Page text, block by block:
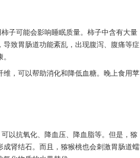
子可能会影响睡眠质量。柿子中含有大量
致胃肠道功能紊乱，出现腹泻、腹痛等症
，可以帮助消化和降低血糖。晚上食用苹
以抗氧化、降血压、降血脂等。但是，猕
肾结石。而且，猕猴桃也会刺激胃肠道蠕